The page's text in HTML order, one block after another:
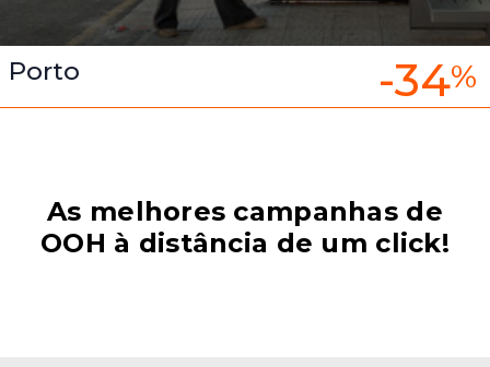
Porto -34%
As melhores campanhas de
OOH à distância de um click!